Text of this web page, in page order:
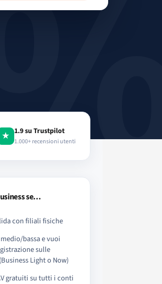
★ 1.9 su Trustpilot
1.000+ recensioni utenti
se…
con filiali fisiche
bassa e vuoi
sulle
Light o Now)
gratuiti su tutti i conti